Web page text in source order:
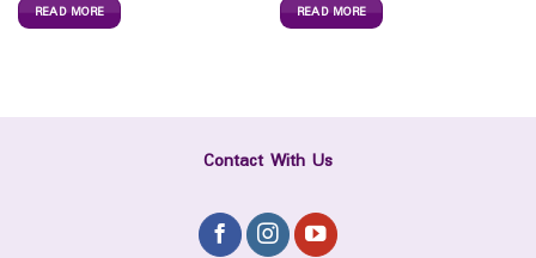
READ MORE READ MORE
Contact With Us